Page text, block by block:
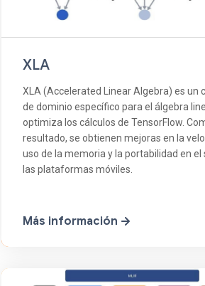
XLA
XLA (Accelerated Linear Algebra) es un
de dominio específico para el álgebra
optimiza los cálculos de TensorFlow.
resultado, se obtienen mejoras en la
uso de la memoria y la portabilidad en el
las plataformas móviles.
Más información